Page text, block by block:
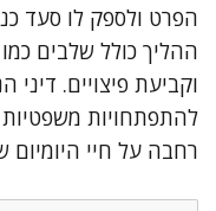
הפרט ולספק לו סעד
ההליך כולל שלבים
וקביעת פיצויים.
להתפתחויות
רחבה על חיי